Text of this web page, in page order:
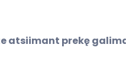
atsiimant prekę